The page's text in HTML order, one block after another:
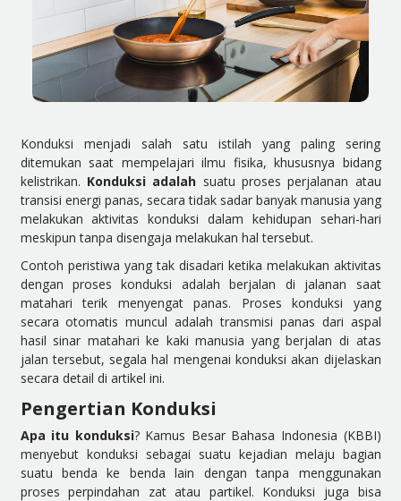
Konduksi menjadi salah satu istilah yang paling sering
ditemukan saat mempelajari ilmu fisika, khususnya bidang
kelistrikan. Konduksi adalah suatu proses perjalanan atau
transisi energi panas, secara tidak sadar banyak manusia yang
melakukan aktivitas konduksi dalam kehidupan sehari-hari
meskipun tanpa disengaja melakukan hal tersebut.
Contoh peristiwa yang tak disadari ketika melakukan aktivitas
dengan proses konduksi adalah berjalan di jalanan saat
matahari terik menyengat panas. Proses konduksi yang
secara otomatis muncul adalah transmisi panas dari aspal
hasil sinar matahari ke kaki manusia yang berjalan di atas
jalan tersebut, segala hal mengenai konduksi akan dijelaskan
secara detail di artikel ini.
Pengertian Konduksi
Apa itu konduksi? Kamus Besar Bahasa Indonesia (KBBI)
menyebut konduksi sebagai suatu kejadian melaju bagian
suatu benda ke benda lain dengan tanpa menggunakan
proses perpindahan zat atau partikel. Konduksi juga bisa